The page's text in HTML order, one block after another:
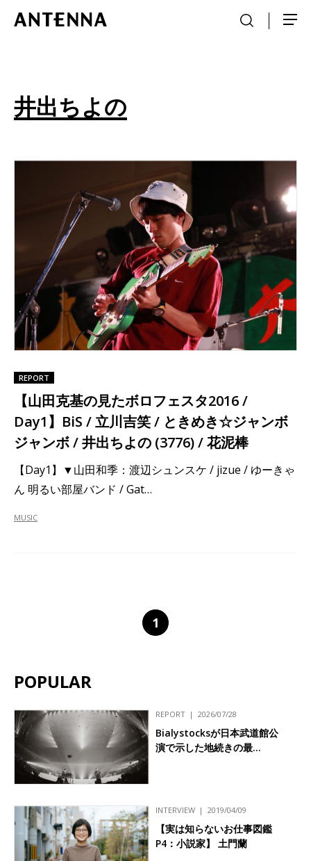
井出ちよの
REPORT
【山田克基の見たボロフェスタ2016 /
Day1】BiS / 立川吉笑 / ときめき☆ジャンボ
ジャンボ / 井出ちよの (3776) / 花泥棒
【Day1】▼山田和季：渡辺シュンスケ / jizue / ゆーきゃ
ん 明るい部屋バンド / Gat…
MUSIC
1
POPULAR
REPORT 2026/07/28
Bialystocksが日本武道館公
演で示した地続きの最…
INTERVIEW 2019/04/09
【実は知らないお仕事図鑑
P4：小説家】 土門蘭